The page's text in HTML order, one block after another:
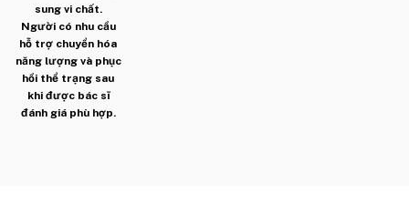
sung vi chất.
Người có nhu cầu
hỗ trợ chuyển hóa
năng lượng và phục
hồi thể trạng sau
khi được bác sĩ
đánh giá phù hợp.